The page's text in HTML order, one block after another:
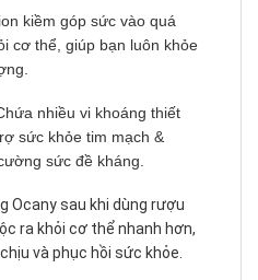
kiềm góp sức vào quá
cơ thể, giúp bạn luôn khỏe
nhiều vi khoáng thiết
sức khỏe tim mạch &
sức đề kháng.
Ocany sau khi dùng rượu
ra khỏi cơ thể nhanh hơn,
và phục hồi sức khỏe.